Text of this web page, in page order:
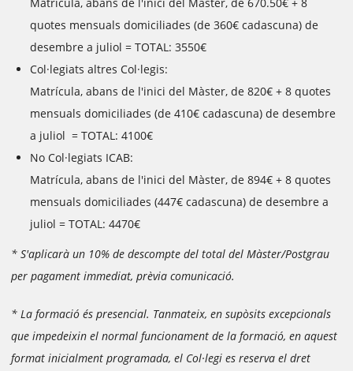
quotes mensuals domiciliades (de 360€ cadascuna) de
desembre a juliol = TOTAL: 3550€
Col·legiats altres Col·legis:
Matrícula, abans de l'inici del Màster, de 820€ + 8 quotes
mensuals domiciliades (de 410€ cadascuna) de desembre
a juliol = TOTAL: 4100€
No Col·legiats ICAB:
Matrícula, abans de l'inici del Màster, de 894€ + 8 quotes
mensuals domiciliades (447€ cadascuna) de desembre a
juliol = TOTAL: 4470€
* S'aplicarà un 10% de descompte del total del Màster/Postgrau
per pagament immediat, prèvia comunicació.
* La formació és presencial. Tanmateix, en supòsits excepcionals
que impedeixin el normal funcionament de la formació, en aquest
format inicialment programada, el Col·legi es reserva el dret